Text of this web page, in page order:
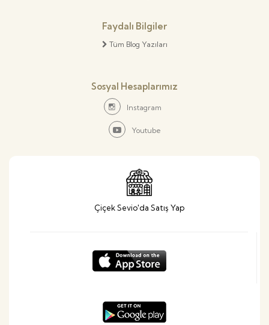
Faydalı Bilgiler
Tüm Blog Yazıları
Sosyal Hesaplarımız
Instagram
Youtube
Çiçek Sevio'da Satış Yap